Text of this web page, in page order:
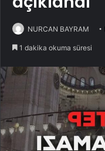
NURCAN BAYRAM
1 dakika okuma süresi